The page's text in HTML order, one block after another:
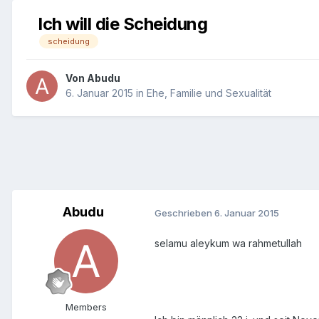
Ich will die Scheidung
scheidung
Von Abudu
6. Januar 2015 in Ehe, Familie und Sexualität
Abudu
Members
Geschrieben 6. Januar 2015
selamu aleykum wa rahmetullah